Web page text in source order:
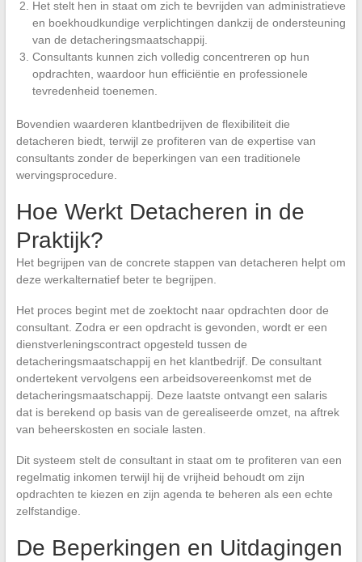
Het stelt hen in staat om zich te bevrijden van administratieve
en boekhoudkundige verplichtingen dankzij de ondersteuning
van de detacheringsmaatschappij.
Consultants kunnen zich volledig concentreren op hun
opdrachten, waardoor hun efficiëntie en professionele
tevredenheid toenemen.
Bovendien waarderen klantbedrijven de flexibiliteit die
detacheren biedt, terwijl ze profiteren van de expertise van
consultants zonder de beperkingen van een traditionele
wervingsprocedure.
Hoe Werkt Detacheren in de
Praktijk?
Het begrijpen van de concrete stappen van detacheren helpt om
deze werkalternatief beter te begrijpen.
Het proces begint met de zoektocht naar opdrachten door de
consultant. Zodra er een opdracht is gevonden, wordt er een
dienstverleningscontract opgesteld tussen de
detacheringsmaatschappij en het klantbedrijf. De consultant
ondertekent vervolgens een arbeidsovereenkomst met de
detacheringsmaatschappij. Deze laatste ontvangt een salaris
dat is berekend op basis van de gerealiseerde omzet, na aftrek
van beheerskosten en sociale lasten.
Dit systeem stelt de consultant in staat om te profiteren van een
regelmatig inkomen terwijl hij de vrijheid behoudt om zijn
opdrachten te kiezen en zijn agenda te beheren als een echte
zelfstandige.
De Beperkingen en Uitdagingen